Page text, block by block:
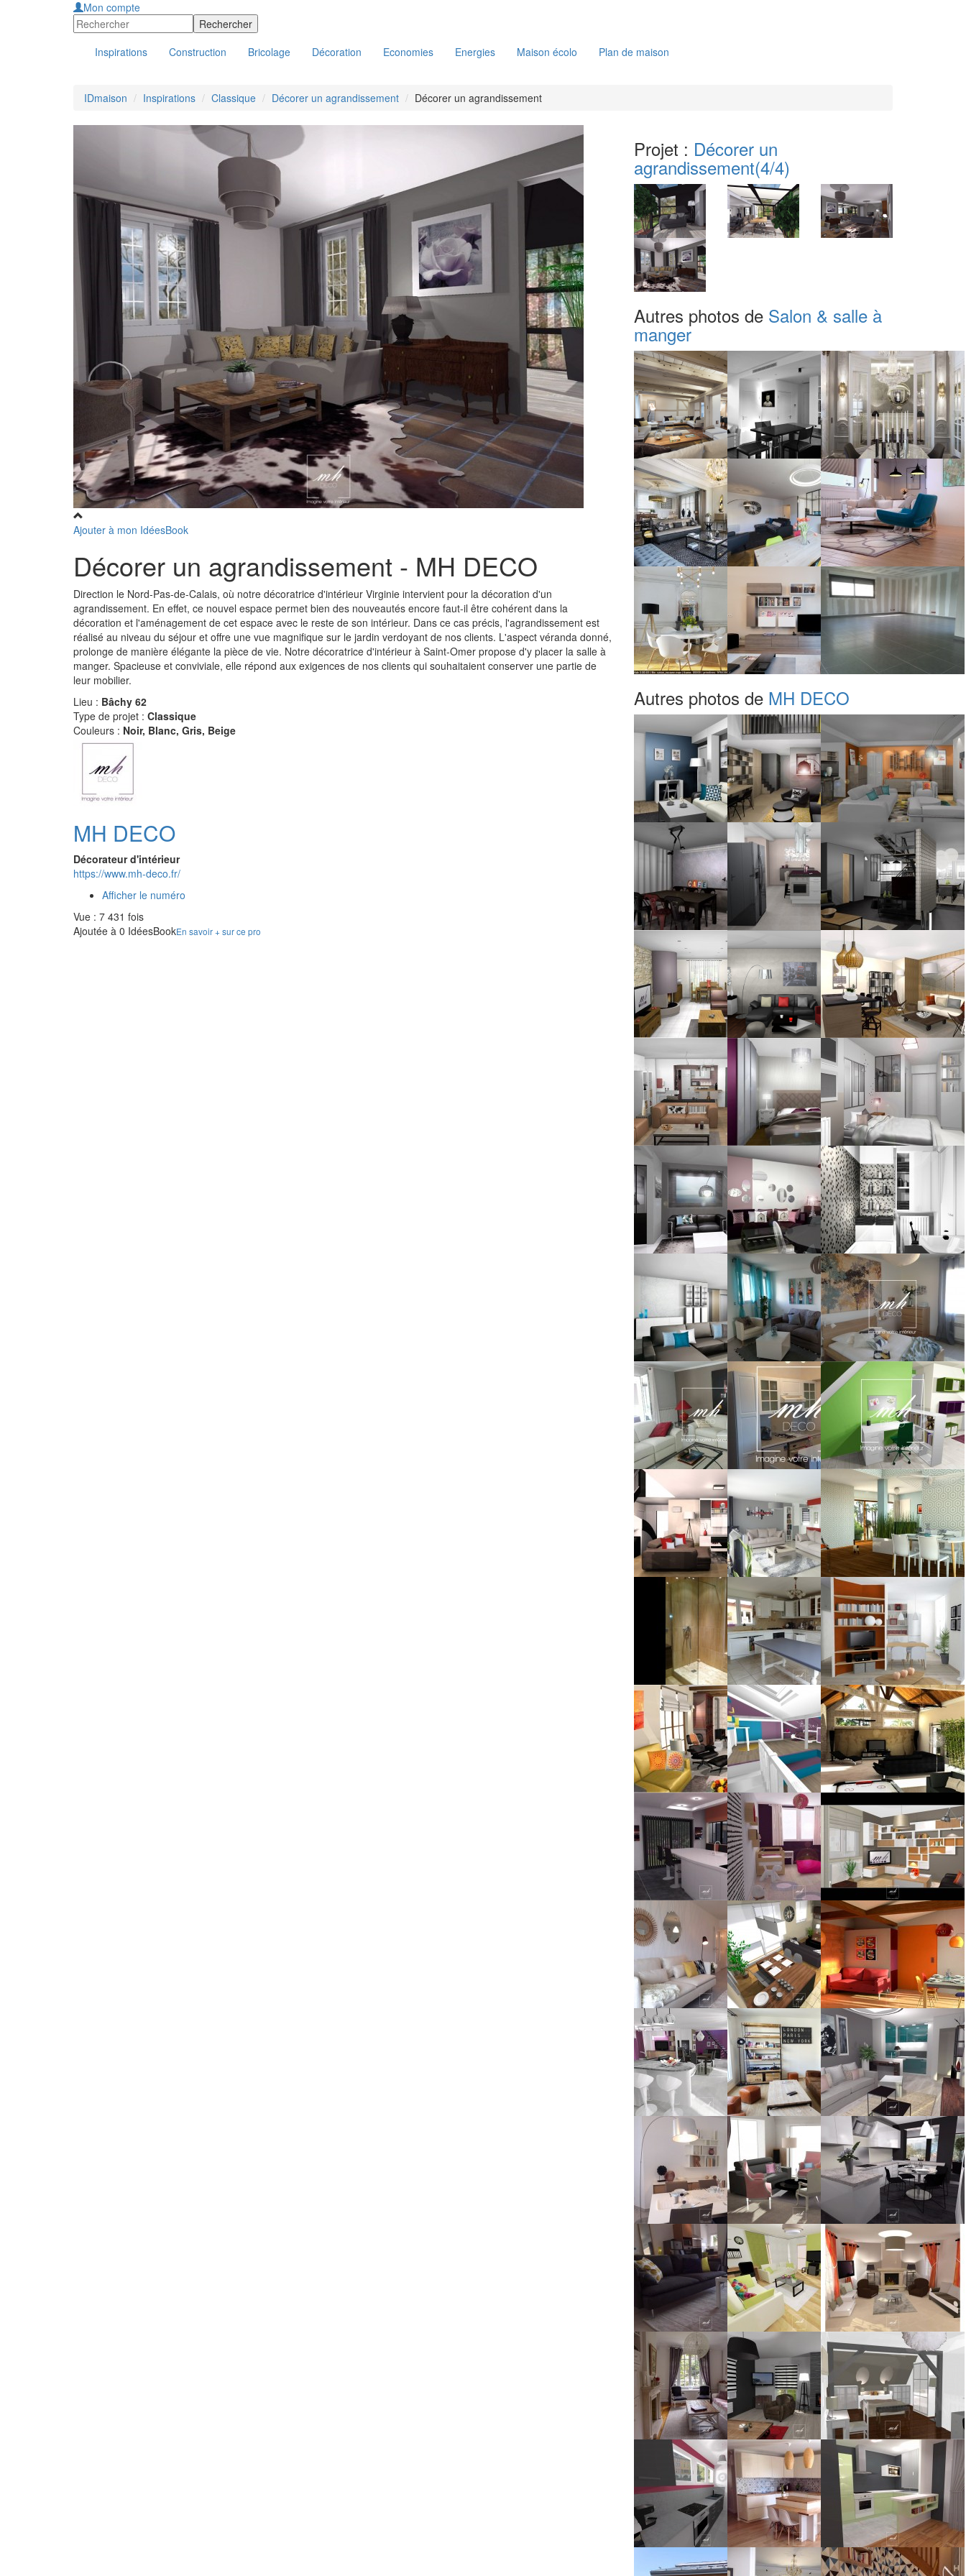
Mon compte
Inspirations Construction Bricolage Décoration Economies Energies Maison écolo Plan de maison
IDmaison Inspirations Classique Décorer un agrandissement Décorer un agrandissement
Ajouter à mon IdéesBook
Décorer un agrandissement - MH DECO
Direction le Nord-Pas-de-Calais, où notre décoratrice d'intérieur Virginie intervient pour la décoration d'un
agrandissement. En effet, ce nouvel espace permet bien des nouveautés encore faut-il être cohérent dans la
décoration et l'aménagement de cet espace avec le reste de son intérieur. Dans ce cas précis, l'agrandissement est
réalisé au niveau du séjour et offre une vue magnifique sur le jardin verdoyant de nos clients. L'aspect véranda donné,
prolonge de manière élégante la pièce de vie. Notre décoratrice d'intérieur à Saint-Omer propose d'y placer la salle à
manger. Spacieuse et conviviale, elle répond aux exigences de nos clients qui souhaitaient conserver une partie de
leur mobilier.
Lieu : Bâchy 62
Type de projet : Classique
Couleurs : Noir, Blanc, Gris, Beige
MH DECO
Décorateur d'intérieur
https://www.mh-deco.fr/
Afficher le numéro
Vue : 7 431 fois
Ajoutée à 0 IdéesBookEn savoir + sur ce pro
Projet : Décorer un
agrandissement(4/4)
Autres photos de Salon & salle à
manger
Autres photos de MH DECO